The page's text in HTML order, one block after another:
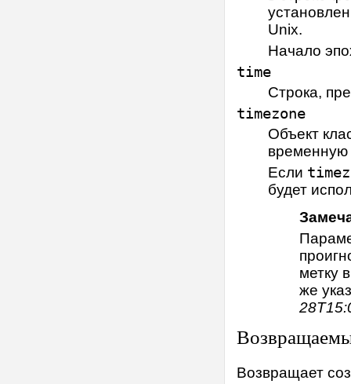
Unix.
Начало
time
Строка,
timezone
Объект
временную
Если
будет
метку
же
Возвращает